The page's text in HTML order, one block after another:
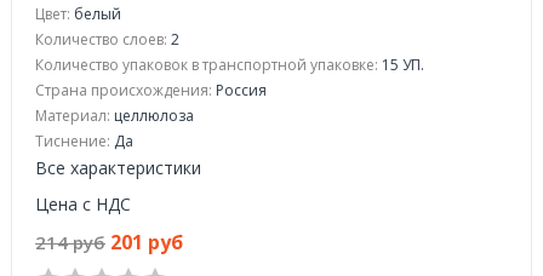
Цвет: белый
Количество слоев: 2
Количество упаковок в транспортной упаковке: 15 УП.
Страна происхождения: Россия
Материал: целлюлоза
Тиснение: Да
Все характеристики
Цена с НДС
214 руб 201 руб